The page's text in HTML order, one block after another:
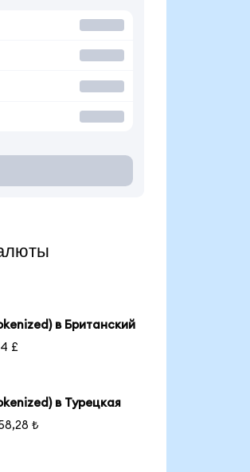
в Британский
£
в Турецкая
₺